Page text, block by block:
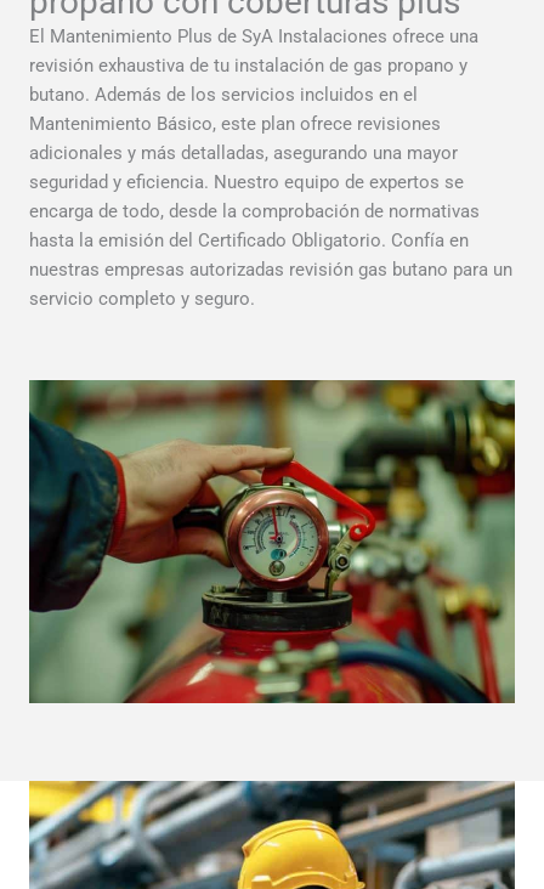
El Mantenimiento Plus de SyA Instalaciones ofrece una
revisión exhaustiva de tu instalación de gas propano y
butano. Además de los servicios incluidos en el
Mantenimiento Básico, este plan ofrece revisiones
adicionales y más detalladas, asegurando una mayor
seguridad y eficiencia. Nuestro equipo de expertos se
encarga de todo, desde la comprobación de normativas
hasta la emisión del Certificado Obligatorio. Confía en
nuestras empresas autorizadas revisión gas butano para un
servicio completo y seguro.